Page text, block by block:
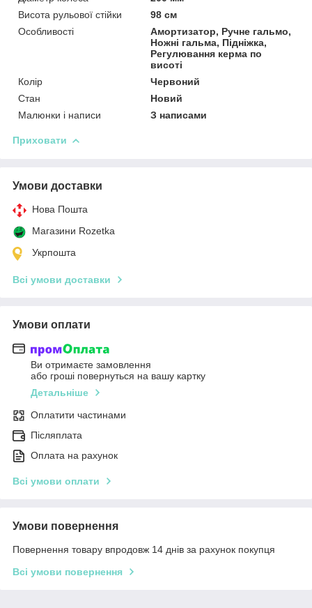
Висота рульової стійки
98 см
Особливості
Амортизатор, Ручне гальмо,
Ножні гальма, Підніжка,
Регулювання керма по
висоті
Колір
Червоний
Стан
Новий
Малюнки і написи
З написами
Приховати
Умови доставки
Нова Пошта
Магазини Rozetka
Укрпошта
Всі умови доставки
Умови оплати
Ви отримаєте замовлення
або гроші повернуться на вашу картку
Детальніше
Оплатити частинами
Післяплата
Оплата на рахунок
Всі умови оплати
Умови повернення
Повернення товару впродовж 14 днів за рахунок покупця
Всі умови повернення